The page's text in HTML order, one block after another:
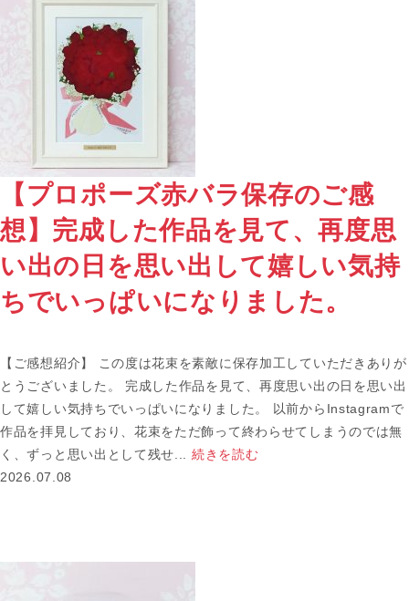
【プロポーズ赤バラ保存のご感
想】完成した作品を見て、再度思
い出の日を思い出して嬉しい気持
ちでいっぱいになりました。
【ご感想紹介】 この度は花束を素敵に保存加工していただきありが
とうございました。 完成した作品を見て、再度思い出の日を思い出
して嬉しい気持ちでいっぱいになりました。 以前からInstagramで
作品を拝見しており、花束をただ飾って終わらせてしまうのでは無
く、ずっと思い出として残せ... 続きを読む
2026.07.08